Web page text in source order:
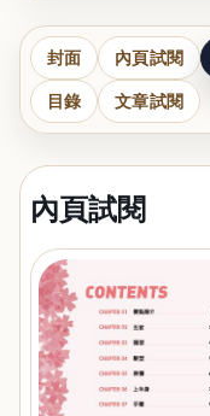
封面 內頁試閱
目錄 文章試閱
內頁試閱